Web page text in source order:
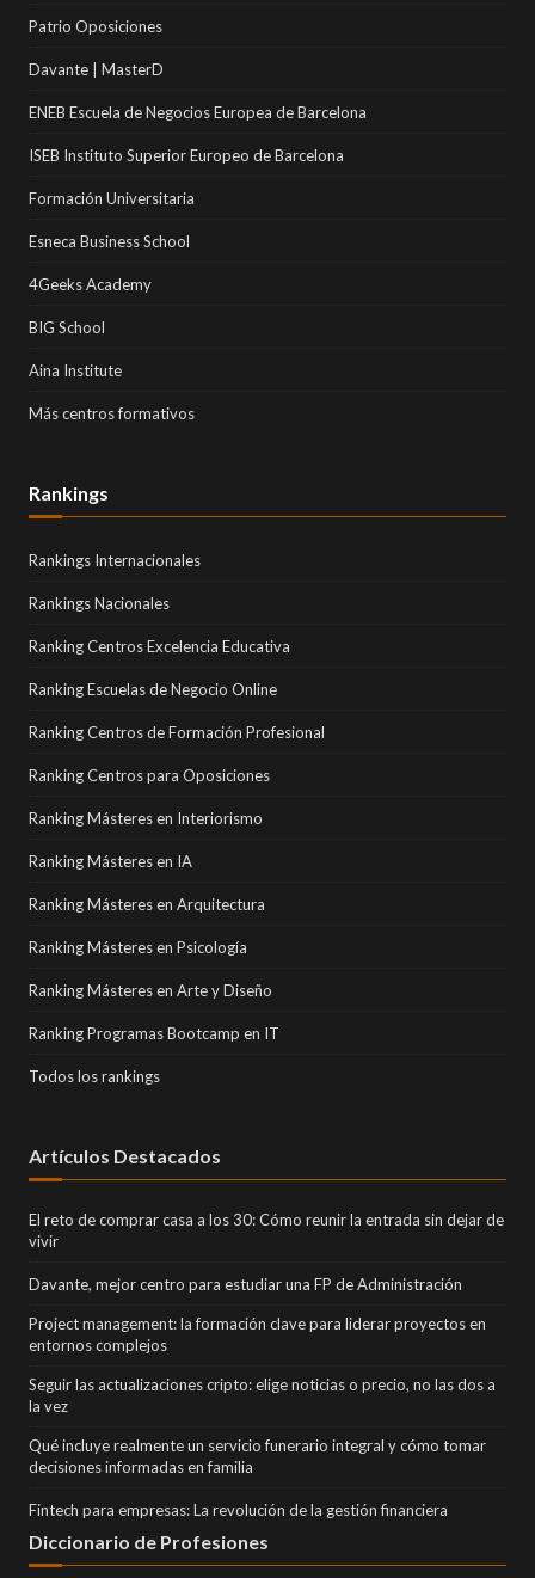
Patrio Oposiciones
Davante | MasterD
ENEB Escuela de Negocios Europea de Barcelona
ISEB Instituto Superior Europeo de Barcelona
Formación Universitaria
Esneca Business School
4Geeks Academy
BIG School
Aina Institute
Más centros formativos
Rankings
Rankings Internacionales
Rankings Nacionales
Ranking Centros Excelencia Educativa
Ranking Escuelas de Negocio Online
Ranking Centros de Formación Profesional
Ranking Centros para Oposiciones
Ranking Másteres en Interiorismo
Ranking Másteres en IA
Ranking Másteres en Arquitectura
Ranking Másteres en Psicología
Ranking Másteres en Arte y Diseño
Ranking Programas Bootcamp en IT
Todos los rankings
Artículos Destacados
El reto de comprar casa a los 30: Cómo reunir la entrada sin dejar de
vivir
Davante, mejor centro para estudiar una FP de Administración
Project management: la formación clave para liderar proyectos en
entornos complejos
Seguir las actualizaciones cripto: elige noticias o precio, no las dos a
la vez
Qué incluye realmente un servicio funerario integral y cómo tomar
decisiones informadas en familia
Fintech para empresas: La revolución de la gestión financiera
Diccionario de Profesiones